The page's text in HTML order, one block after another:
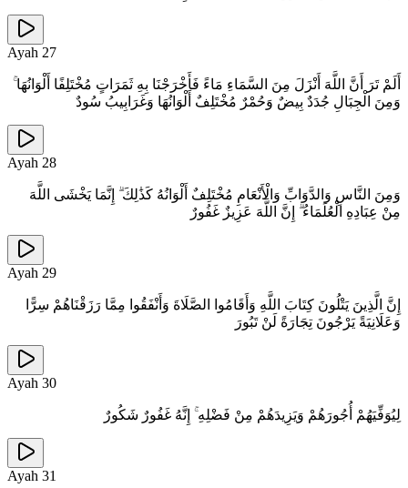
Ayah 27
أَلَمْ تَرَ أَنَّ اللَّهَ أَنْزَلَ مِنَ السَّمَاءِ مَاءً فَأَخْرَجْنَا بِهِ ثَمَرَاتٍ مُخْتَلِفًا أَلْوَانُهَا ۚ
وَمِنَ الْجِبَالِ جُدَدٌ بِيضٌ وَحُمْرٌ مُخْتَلِفٌ أَلْوَانُهَا وَغَرَابِيبُ سُودٌ
Ayah 28
وَمِنَ النَّاسِ وَالدَّوَابِّ وَالْأَنْعَامِ مُخْتَلِفٌ أَلْوَانُهُ كَذَٰلِكَ ۗ إِنَّمَا يَخْشَى اللَّهَ
مِنْ عِبَادِهِ الْعُلَمَاءُ ۗ إِنَّ اللَّهَ عَزِيزٌ غَفُورٌ
Ayah 29
إِنَّ الَّذِينَ يَتْلُونَ كِتَابَ اللَّهِ وَأَقَامُوا الصَّلَاةَ وَأَنْفَقُوا مِمَّا رَزَقْنَاهُمْ سِرًّا
وَعَلَانِيَةً يَرْجُونَ تِجَارَةً لَنْ تَبُورَ
Ayah 30
لِيُوَفِّيَهُمْ أُجُورَهُمْ وَيَزِيدَهُمْ مِنْ فَضْلِهِ ۚ إِنَّهُ غَفُورٌ شَكُورٌ
Ayah 31